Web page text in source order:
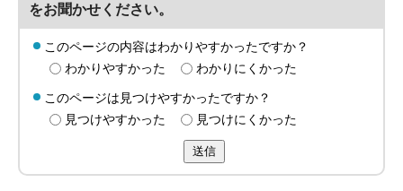
をお聞かせください。
このページの内容はわかりやすかったですか？
わかりやすかった
わかりにくかった
このページは見つけやすかったですか？
見つけやすかった
見つけにくかった
送信